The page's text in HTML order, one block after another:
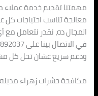
مهمتنا تقديم خدمة
معالجة تناسب احتياجات كل
المجال ده، نقدر نتعامل
ودعم سريع عشان تحل كل
مكافحة حشرات زهراء